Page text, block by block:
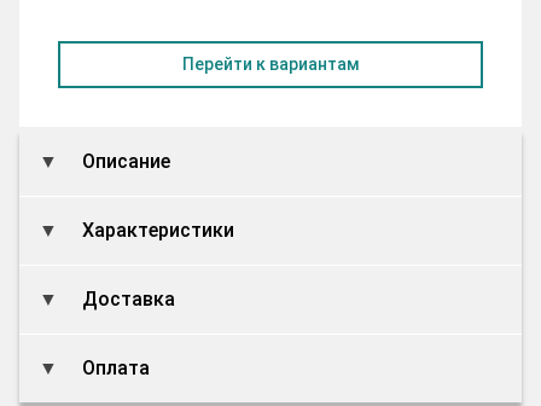
Перейти к вариантам
Описание
Характеристики
Доставка
Оплата